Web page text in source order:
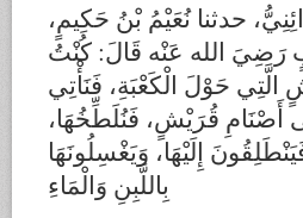
حدثنا نُعَيْمُ بْنُ حَكِيمٍ،
رَضِيَ الله عَنْه قَالَ: كُنْتُ
الَّتِي حَوْلَ الْكَعْبَةِ، فَنَأْتِي
أَصْنَامِ قُرَيْشٍ، فَنُلَطِّخُهَا،
إِلَيْهَا، وَيَغْسِلُونَهَا
بِاللَّبِنِ وَالْمَاءِ